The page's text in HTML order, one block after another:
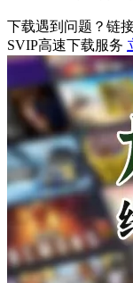
下载遇到问题？链
SVIP高速下载服务